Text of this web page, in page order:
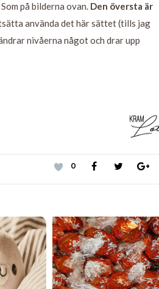
på bilderna ovan. Den översta är
använda det här sättet (tills jag
nivåerna något och drar upp
0